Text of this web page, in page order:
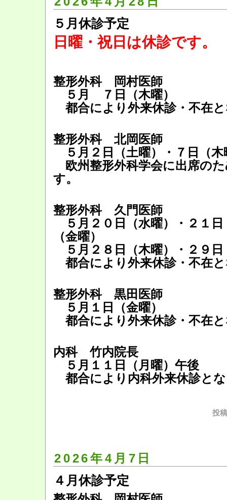
５月休診予定
日曜・祝日は休診です。
整形外科 岡村医師
５月 ７日（木曜）
都合により外来休診・不在
整形外科 北岡医師
５月２日（土曜）・７日（木
欧州整形外科学会に出席の
す。
整形外科 久門医師
５月２０日（水曜）・２１日
（金曜）
５月２８日（木曜）・２９日
都合により外来休診・不在
整形外科 黒田医師
５月１日（金曜）
都合により外来休診・不在
内科 竹内院長
５月１１日（月曜）午後
都合により内科外来休診と
投
2026年4月7日
４月休診予定